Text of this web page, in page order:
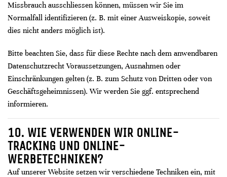
Missbrauch ausschliessen können, müssen wir Sie im
Normalfall identifizieren (z. B. mit einer Ausweiskopie, soweit
dies nicht anders möglich ist).
Bitte beachten Sie, dass für diese Rechte nach dem anwendbaren
Datenschutzrecht Voraussetzungen, Ausnahmen oder
Einschränkungen gelten (z. B. zum Schutz von Dritten oder von
Geschäftsgeheimnissen). Wir werden Sie ggf. entsprechend
informieren.
10. WIE VERWENDEN WIR ONLINE-
TRACKING UND ONLINE-
WERBETECHNIKEN?
Auf unserer Website setzen wir verschiedene Techniken ein, mit